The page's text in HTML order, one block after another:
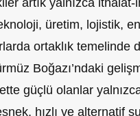
artık yalnızca ithalat-
üretim, lojistik,
ortaklık temelinde
Boğazı’ndaki
güçlü olanlar
hızlı ve alternatif